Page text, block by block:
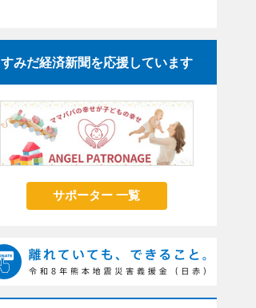
すみだ経済新聞を応援しています
サポーター 一覧